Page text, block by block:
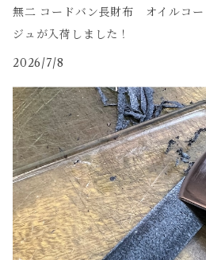
無二 コードバン長財布 オイルコー
ジュが入荷しました！
2026/7/8